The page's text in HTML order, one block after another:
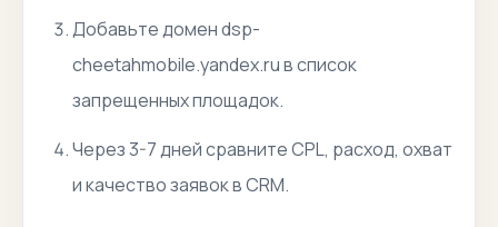
Добавьте домен dsp-
cheetahmobile.yandex.ru в список
запрещенных площадок.
Через 3-7 дней сравните CPL, расход, охват
и качество заявок в CRM.